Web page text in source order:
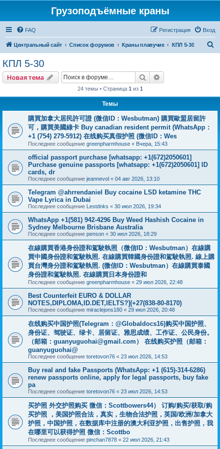
Грузоподъёмные краны
FAQ Вход
Регистрация
Центральный сайт Список форумов Краны плавучие КПЛ 5-30
КПЛ 5-30
Новая тема Поиск
24 темы • Страница 1 из 1
Темы
購買加拿大居民許可證 (微信ID：Wesbutman) 購買歐盟居留許
可，購買美國綠卡 Buy canadian resident permit (WhatsApp：
+1 (754) 279-5912) 在线购买真假护照 (微信ID：Wes
Последнее сообщение greenpharmhouse « Вчера, 15:43
official passport purchase [whatsapp: +1(672)2050601]
Purchase genuine passports [whatsapp: +1(672)2050601] ID
cards, dr
Последнее сообщение jeannevol « 04 авг 2026, 13:10
Telegram @ahrrendaniel Buy cocaine LSD ketamine THC
Vape Lyrica in Dubai
Последнее сообщение Lestdnks « 30 июл 2026, 19:34
WhatsApp +1(581) 942-4296 Buy Weed Hashish Cocaine in
Sydney Melbourne Brisbane Australia
Последнее сообщение penson « 30 июл 2026, 18:29
在線購買香港身份證和駕駛執照（微信ID：Wesbutman）在線購
買中國身份證和駕駛執照. 在線購買韓國身份證和駕駛執照. 線上購
買台灣身分證和駕駛執照. (微信ID：Wesbutman）在線購買泰國
身份證和駕駛執照. 在線購買日本身份證和
Последнее сообщение greenpharmhouse « 29 июл 2026, 22:48
Best Counterfeit EURO & DOLLAR
NOTES,DIPLOMA,ID.DET,IELTS?](+27(838-80-8170)
Последнее сообщение miraclejons180 « 29 июл 2026, 20:48
在线购买中国护照(Telegram：@Globaldocs16)购买中国护照、
身份证、驾驶证、绿卡、居留证、雅思成绩、工作证、公民身份。
（邮箱： guanyuguohai@gmail.com ） 在线购买护照（邮箱：
guanyuguohai@
Последнее сообщение toretovon76 « 23 июл 2026, 14:53
Buy real and fake Passports (WhatsApp: +1 (615)-314-6286)
renew passports online, apply for legal passports, buy fake
pa
Последнее сообщение toretovon76 « 23 июл 2026, 14:53
买护照 外交护照购买 微信：Scottbowers44） 订购/购买/获取/购
买护照 ，美国护照合法，真实，生物合法护照，英国/欧洲/加拿大
护照，中国护照，在数据库中注册的澳大利亚护照，出售护照，我
在哪里可以获得护照 微信：Scottbo
Последнее сообщение pinchan7878 « 22 июл 2026, 21:43